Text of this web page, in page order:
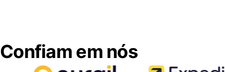
Confiam em nós